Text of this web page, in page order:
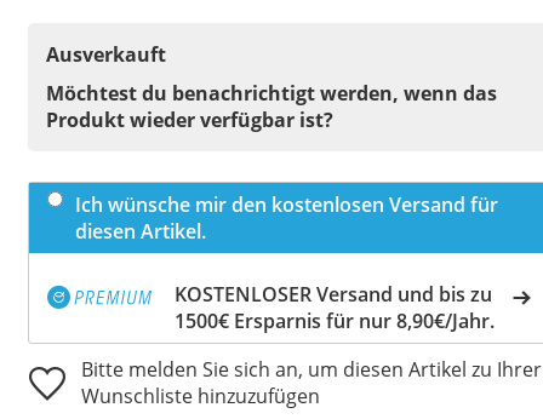
Ausverkauft
Möchtest du benachrichtigt werden, wenn das
Produkt wieder verfügbar ist?
Ich wünsche mir den kostenlosen Versand für
diesen Artikel.
KOSTENLOSER Versand und bis zu
1500€ Ersparnis für nur 8,90€/Jahr.
Bitte melden Sie sich an, um diesen Artikel zu Ihrer
Wunschliste hinzuzufügen